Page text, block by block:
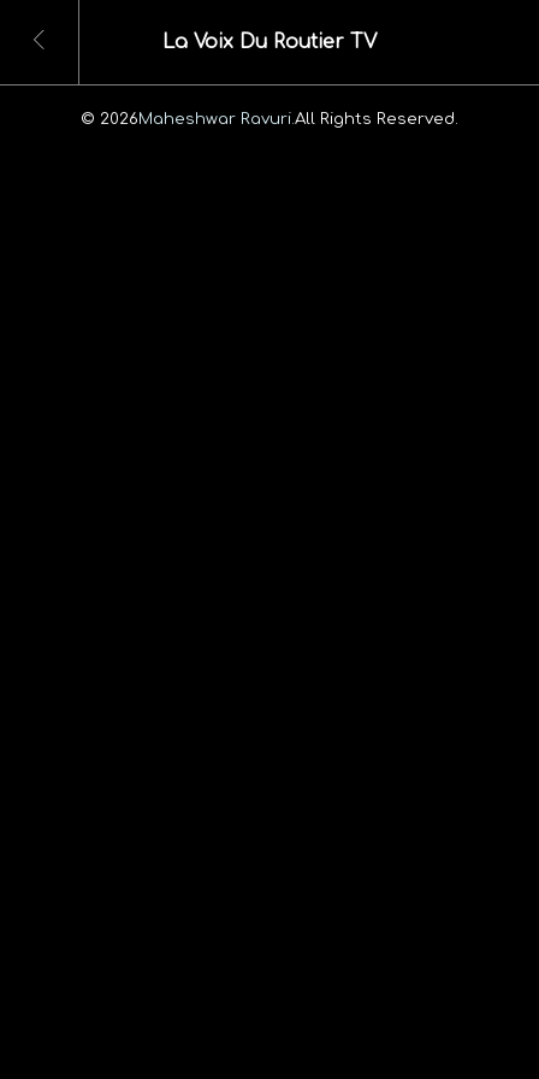
La Voix Du Routier TV
© 2026Maheshwar Ravuri. All Rights Reserved.